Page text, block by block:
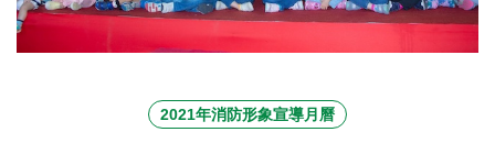
2021年消防形象宣導月曆